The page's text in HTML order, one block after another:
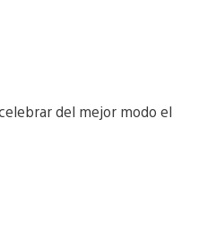
del mejor modo el